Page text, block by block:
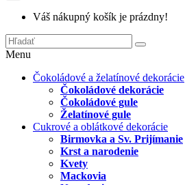
Váš nákupný košík je prázdny!
Menu
Čokoládové a želatínové dekorácie
Čokoládové dekorácie
Čokoládové gule
Želatínové gule
Cukrové a oblátkové dekorácie
Birmovka a Sv. Prijímanie
Krst a narodenie
Kvety
Mackovia